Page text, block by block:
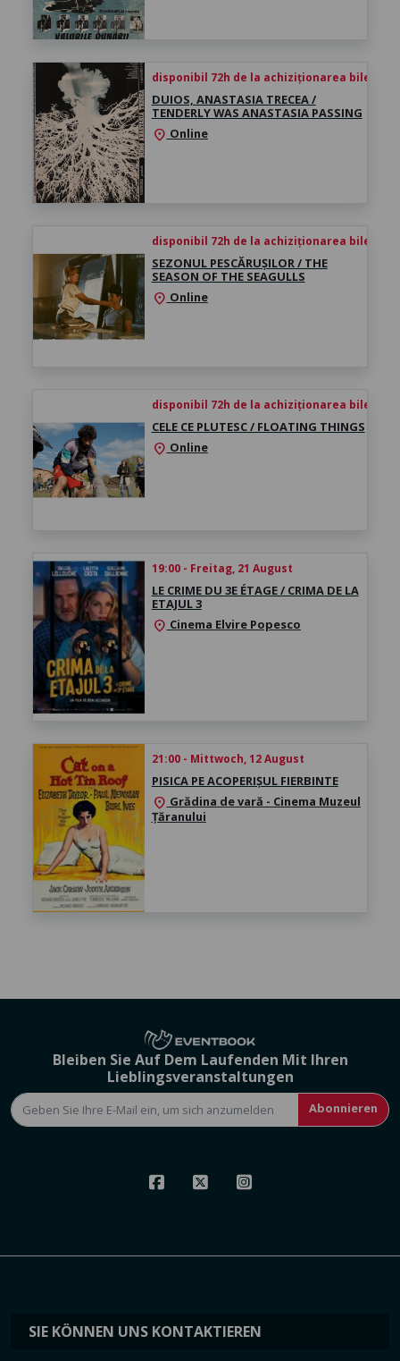
disponibil 72h de la achiziționarea biletului
DUIOS, ANASTASIA TRECEA /
TENDERLY WAS ANASTASIA PASSING
location_on Online
disponibil 72h de la achiziționarea biletului
SEZONUL PESCĂRUȘILOR / THE
SEASON OF THE SEAGULLS
location_on Online
disponibil 72h de la achiziționarea biletului
CELE CE PLUTESC / FLOATING THINGS
location_on Online
19:00 - Freitag, 21 August
LE CRIME DU 3E ÉTAGE / CRIMA DE LA
ETAJUL 3
location_on Cinema Elvire Popesco
21:00 - Mittwoch, 12 August
PISICA PE ACOPERIȘUL FIERBINTE
location_on Grădina de vară - Cinema Muzeul
Țăranului
Bleiben Sie Auf Dem Laufenden Mit Ihren
Lieblingsveranstaltungen
Abonnieren
SIE KÖNNEN UNS KONTAKTIEREN